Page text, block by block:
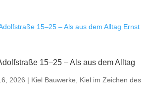
15–25 – Als aus dem Alltag
2026 | Kiel Bauwerke
Kiel im Zeichen des